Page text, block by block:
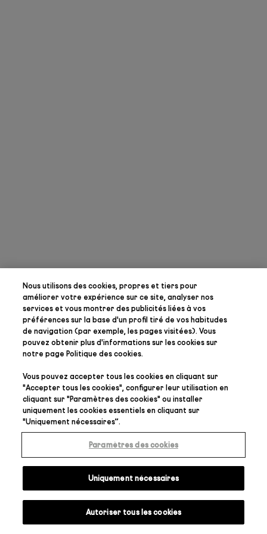
Nous utilisons des cookies, propres et tiers pour
améliorer votre expérience sur ce site, analyser nos
services et vous montrer des publicités liées à vos
préférencessur la base d'un profil tiré de vos habitudes
de navigation (par exemple, les pages visitées). Vous
pouvez obtenir plus d'informations sur les cookies sur
notre pagePolitique des cookies.
Vous pouvez accepter tous les cookies en cliquant sur
"Accepter tous les cookies", configurer leur utilisation en
cliquant sur "Paramètres des cookies" ou installer
uniquement les cookies essentiels en cliquant sur
"Uniquement nécessaires”.
Paramètres des cookies
Uniquement nécessaires
Autoriser tous les cookies